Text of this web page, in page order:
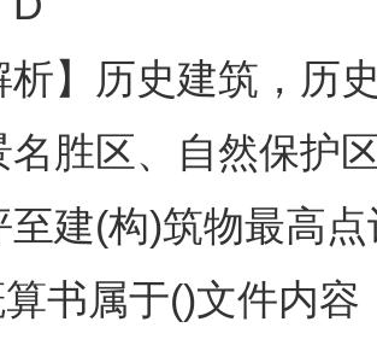
析】历史建筑，历
名胜区、自然保护
至建(构)筑物最高
书属于()文件内容